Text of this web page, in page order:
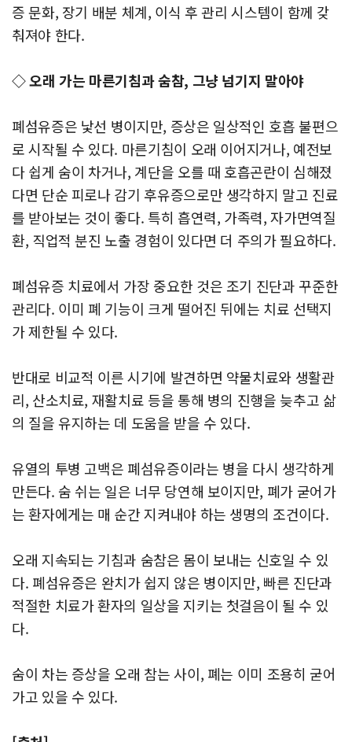
증 문화, 장기 배분 체계, 이식 후 관리 시스템이 함께 갖
춰져야 한다.
◇ 오래 가는 마른기침과 숨참, 그냥 넘기지 말아야
폐섬유증은 낯선 병이지만, 증상은 일상적인 호흡 불편으
로 시작될 수 있다. 마른기침이 오래 이어지거나, 예전보
다 쉽게 숨이 차거나, 계단을 오를 때 호흡곤란이 심해졌
다면 단순 피로나 감기 후유증으로만 생각하지 말고 진료
를 받아보는 것이 좋다. 특히 흡연력, 가족력, 자가면역질
환, 직업적 분진 노출 경험이 있다면 더 주의가 필요하다.
폐섬유증 치료에서 가장 중요한 것은 조기 진단과 꾸준한
관리다. 이미 폐 기능이 크게 떨어진 뒤에는 치료 선택지
가 제한될 수 있다.
반대로 비교적 이른 시기에 발견하면 약물치료와 생활관
리, 산소치료, 재활치료 등을 통해 병의 진행을 늦추고 삶
의 질을 유지하는 데 도움을 받을 수 있다.
유열의 투병 고백은 폐섬유증이라는 병을 다시 생각하게
만든다. 숨 쉬는 일은 너무 당연해 보이지만, 폐가 굳어가
는 환자에게는 매 순간 지켜내야 하는 생명의 조건이다.
오래 지속되는 기침과 숨참은 몸이 보내는 신호일 수 있
다. 폐섬유증은 완치가 쉽지 않은 병이지만, 빠른 진단과
적절한 치료가 환자의 일상을 지키는 첫걸음이 될 수 있
다.
숨이 차는 증상을 오래 참는 사이, 폐는 이미 조용히 굳어
가고 있을 수 있다.